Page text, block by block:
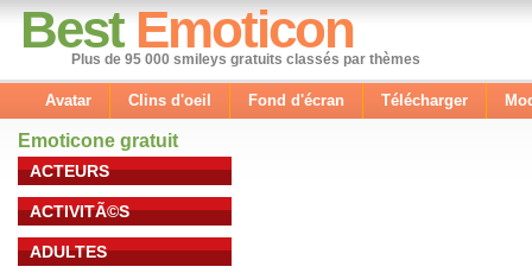
Best Emoticon
Plus de 95 000 smileys gratuits classés par thèmes
Avatar Clins d'oeil Fond d'écran Télécharger
Emoticone gratuit
ACTEURS
ACTIVITÃ©S
ADULTES